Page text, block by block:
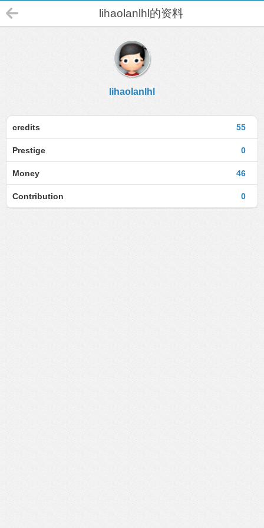
lihaolanlhl的资料
lihaolanlhl
55
credits
0
Prestige
46
Money
0
Contribution